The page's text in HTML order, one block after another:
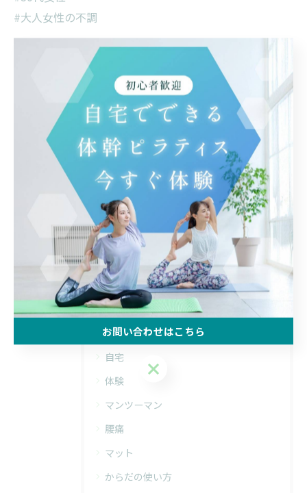
#大人女性の不調
< 前のページ 一覧に戻る 次のページ >
関連タグ
#自律神経
カテゴリー Categories
全てのカテゴリー
自宅
体験
マンツーマン
腰痛
マット
からだの使い方
お問い合わせはこちら
お問い合わせはこちら